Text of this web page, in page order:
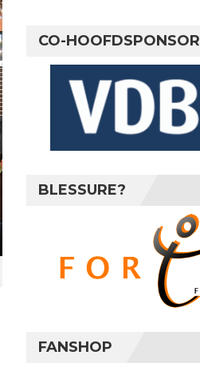
CO-HOOFDSPONSOR
BLESSURE?
FANSHOP